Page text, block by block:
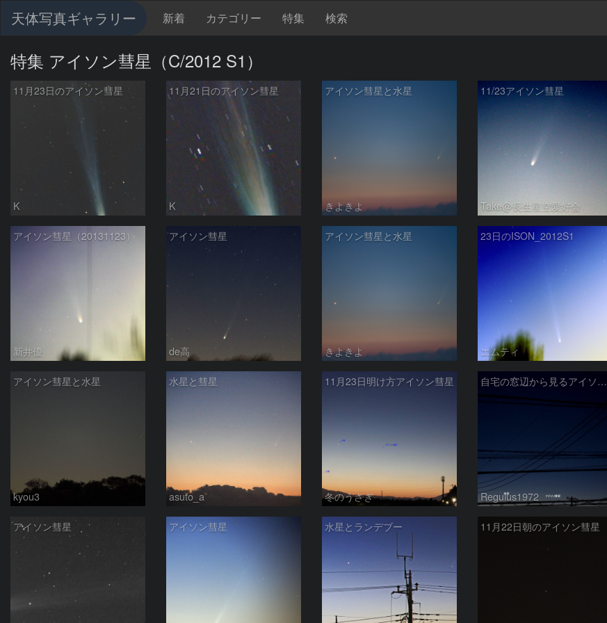
天体写真ギャラリー 新着 カテゴリー 特集 検索
特集 アイソン彗星（C/2012 S1）
11月23日のアイソン彗星
K
11月21日のアイソン彗星
K
アイソン彗星と水星
きよきよ
11/23アイソン彗星
Take@長生星空愛好会
アイソン彗星（20131123）
新井優
アイソン彗星
de高
アイソン彗星と水星
きよきよ
23日のISON_2012S1
エムティ
アイソン彗星と水星
kyou3
水星と彗星
asuto_a
11月23日明け方アイソン彗星
冬のうさぎ
自宅の窓辺から見るアイソン彗星
Regulus1972
アイソン彗星 アイソン彗星 水星とランデブー 11月22日朝のアイソン彗星